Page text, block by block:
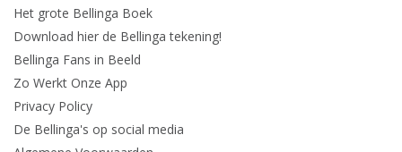
Het grote Bellinga Boek
Download hier de Bellinga tekening!
Bellinga Fans in Beeld
Zo Werkt Onze App
Privacy Policy
De Bellinga's op social media